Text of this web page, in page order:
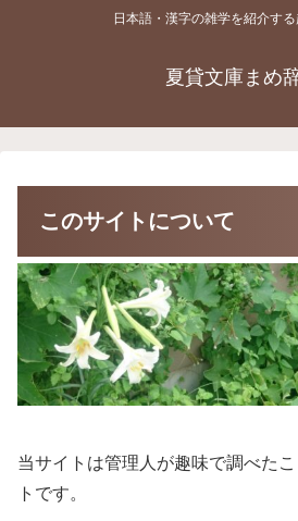
日本語・漢字の雑学を紹介す
夏貸文庫まめ
このサイトについて
当サイトは管理人が趣味で調べた
トです。